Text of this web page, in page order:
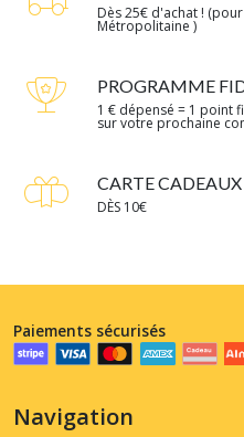
Dès 25€ d'achat !
Métropolitaine )
PROGRAMME
1 € dépensé = 1 point
sur votre prochaine
CARTE CADEAUX
DÈS 10€
Paiements sécurisés
Navigation